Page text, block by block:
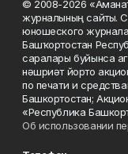
© 2008-2026
журналының сайты.
юношеского
Башҡортостан
саралары буйынса
нәшриәт йорто
по печати и
Башкортостан;
«Республика
Об использовании